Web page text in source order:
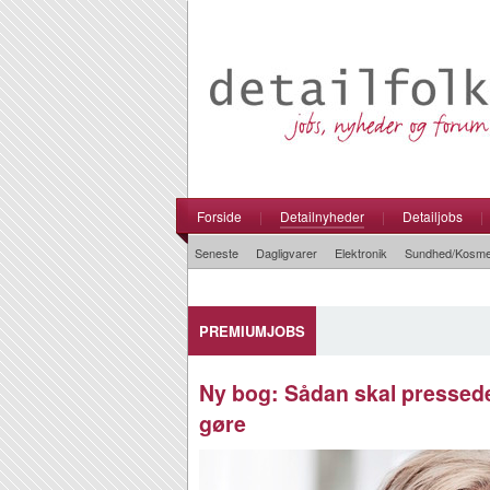
Forside | Detailnyheder | Detailjobs |
Seneste Dagligvarer Elektronik Sundhed/
PREMIUMJOBS
Ny bog: Sådan skal
gøre